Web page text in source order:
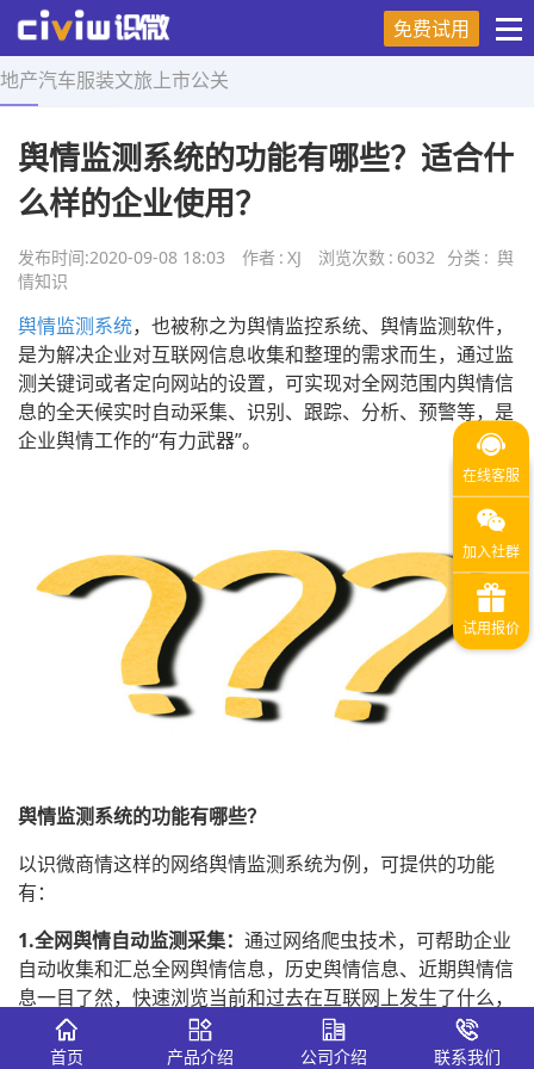
免费试用
地产汽车服装文旅 上市公关
首页 > 舆情知识 > 正文
舆情监测系统的功能有哪些？适合什
么样的企业使用？
发布时间:2020-09-08 18:03 作者 : XJ 浏览次数 : 6032 分类 : 舆
情知识
舆情监测系统，也被称之为舆情监控系统、舆情监测软件，
是为解决企业对互联网信息收集和整理的需求而生，通过监
测关键词或者定向网站的设置，可实现对全网范围内舆情信
息的全天候实时自动采集、识别、跟踪、分析、预警等，是
企业舆情工作的“有力武器”。
舆情监测系统的功能有哪些？
以识微商情这样的网络舆情监测系统为例，可提供的功能
有：
1.全网舆情自动监测采集： 通过网络爬虫技术，可帮助企业
自动收集和汇总全网舆情信息，历史舆情信息、近期舆情信
息一目了然，快速浏览当前和过去在互联网上发生了什么，
助力企业顺利处置突发舆情；
首页 产品介绍 公司介绍 联系我们